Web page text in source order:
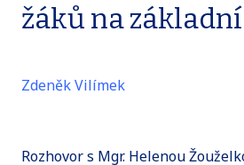
žáků na
Zdeněk Vilímek
Rozhovor s Mgr. Helenou